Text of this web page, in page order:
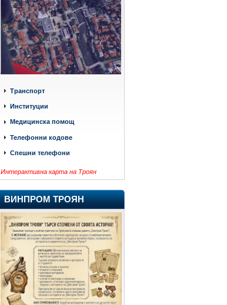
Транспорт
Институции
Медицинска помощ
Телефонни кодове
Спешни телефони
Интерактивна карта на Троян
ВИНПРОМ ТРОЯН